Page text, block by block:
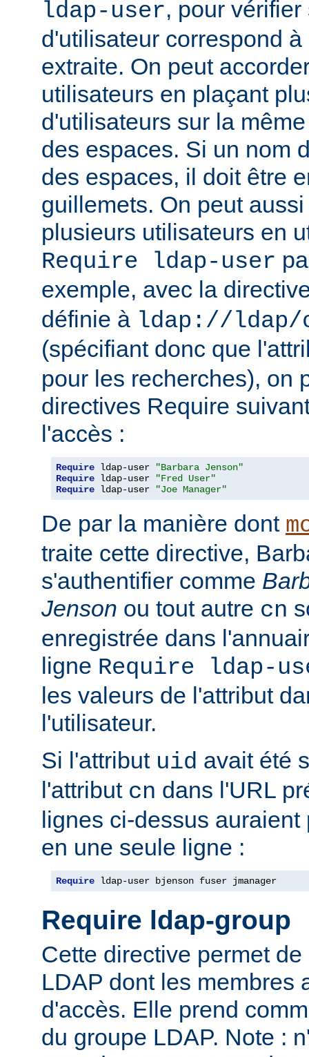
ldap-user, pour
d'utilisateur correspond
extraite. On peut
utilisateurs en plaçant
d'utilisateurs sur la
des espaces. Si un nom
des espaces, il doit être
guillemets. On peut
plusieurs utilisateurs en
Require ldap-user
exemple, avec la
définie à ldap://ldap/
(spécifiant donc que
pour les recherches), on
directives Require
l'accès :
Require ldap-user
"Barbara Jenson"
Require ldap-user
"Fred User"
Require ldap-user "Joe Manager"
De par la manière dont
traite cette directive,
s'authentifier comme
Jenson ou tout autre cn
enregistrée dans
ligne Require ldap-
les valeurs de l'attribut
l'utilisateur.
Si l'attribut uid avait été
l'attribut cn dans l'URL
lignes ci-dessus
en une seule ligne :
Require ldap-user bjenson fuser jmanager
Require ldap-group
Cette directive permet
LDAP dont les membres
d'accès. Elle prend
du groupe LDAP. Note :